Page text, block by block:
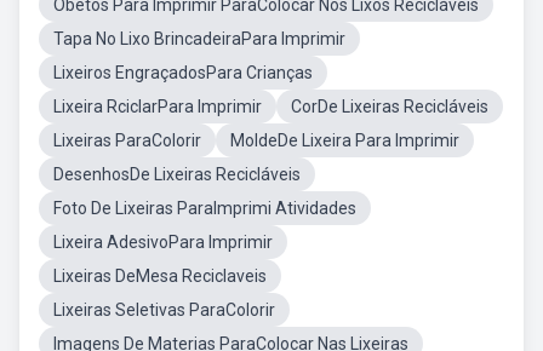
Obetos Para Imprimir ParaColocar Nos Lixos Recicláveis
Tapa No Lixo BrincadeiraPara Imprimir
Lixeiros EngraçadosPara Crianças
Lixeira RciclarPara Imprimir
CorDe Lixeiras Recicláveis
Lixeiras ParaColorir
MoldeDe Lixeira Para Imprimir
DesenhosDe Lixeiras Recicláveis
Foto De Lixeiras ParaImprimi Atividades
Lixeira AdesivoPara Imprimir
Lixeiras DeMesa Reciclaveis
Lixeiras Seletivas ParaColorir
Imagens De Materias ParaColocar Nas Lixeiras